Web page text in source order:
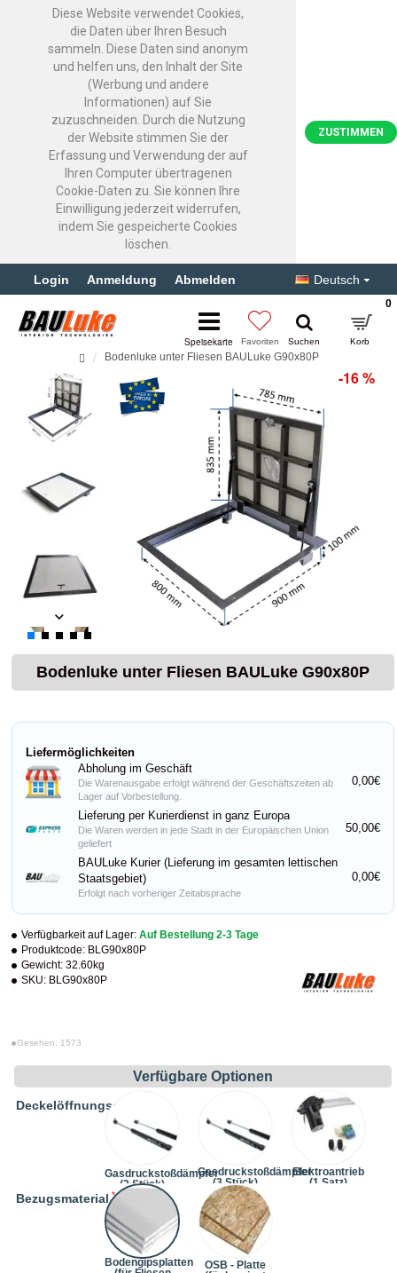
Diese Website verwendet Cookies,
die Daten über Ihren Besuch
sammeln. Diese Daten sind anonym
und helfen uns, den Inhalt der Site
(Werbung und andere
Informationen) auf Sie
zuzuschneiden. Durch die Nutzung
der Website stimmen Sie der
Erfassung und Verwendung der auf
Ihren Computer übertragenen
Cookie-Daten zu. Sie können Ihre
Einwilligung jederzeit widerrufen,
indem Sie gespeicherte Cookies
löschen.
ZUSTIMMEN
Login Anmeldung Abmelden Deutsch
0
Bodenluke unter Fliesen BAULuke G90x80P
-16 %
Bodenluke unter Fliesen BAULuke G90x80P
Verfügbarkeit auf Lager: Auf Bestellung 2-3 Tage
Produktcode: BLG90x80P
Gewicht: 32.60kg
SKU: BLG90x80P
Gesehen: 1573
Verfügbare Optionen
Deckelöffnungssystem
Gasdruckstoßdämpfer
(2 Stück)
Gasdruckstoßdämpfer
(3 Stück)
(+24,20€)
Elektroantrieb
(1 Satz)
Bezugsmaterial
Bodengipsplatten
OSB - Platte
Liefermöglichkeiten
Abholung im Geschäft
Die Warenausgabe erfolgt während der Geschäftszeiten ab
Lager auf Vorbestellung.
0,00€
Lieferung per Kurierdienst in ganz Europa
Die Waren werden in jede Stadt in der Europäischen Union
geliefert
50,00€
BAULuke Kurier (Lieferung im gesamten lettischen
Staatsgebiet)
Erfolgt nach vorheriger Zeitabsprache
0,00€